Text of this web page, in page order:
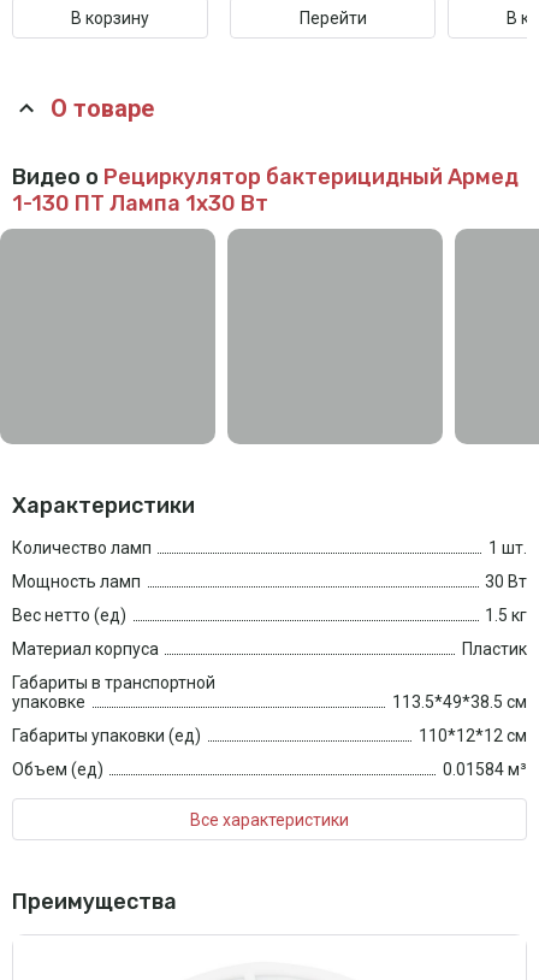
В корзину Перейти В
О товаре
Видео о Рециркулятор бактерицидный Армед
1-130 ПТ Лампа 1х30 Вт
Характеристики
Количество ламп
1 шт.
Мощность ламп
30 Вт
Вес нетто (ед)
1.5 кг
Материал корпуса
Пластик
Габариты в транспортной
упаковке
113.5*49*38.5 см
Габариты упаковки (ед)
110*12*12 см
Объем (ед)
0.01584 м³
Все характеристики
Преимущества